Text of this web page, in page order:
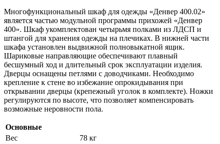
Многофункциональный шкаф для одежды «Денвер 400.02»
является частью модульной программы прихожей «Денвер
400». Шкаф укомплектован четырьмя полками из ЛДСП и
штангой для хранения одежды на плечиках. В нижней части
шкафа установлен выдвижной полновыкатной ящик.
Шариковые направляющие обеспечивают плавный
бесшумный ход и длительный срок эксплуатации изделия.
Дверцы оснащены петлями с доводчиками. Необходимо
крепление к стене во избежание опрокидывания при
открывании дверцы (крепежный уголок в комплекте). Ножки
регулируются по высоте, что позволяет компенсировать
возможные неровности пола.
Основные
Вес
78 кг